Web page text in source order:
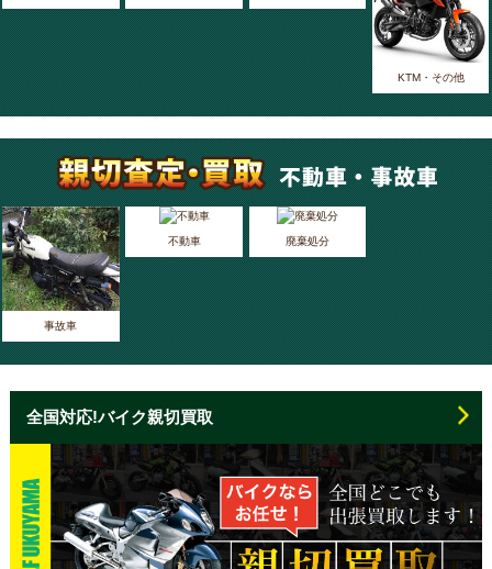
KTM・その他
事故車
不動車 廃棄処分
全国対応!バイク親切買取